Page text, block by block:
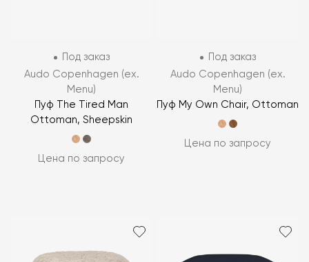
Под заказ
Audo Copenhagen (ex.
Menu)
Пуф The Tired Man
Ottoman, Sheepskin
Цена по запросу
Под заказ
Audo Copenhagen (ex.
Menu)
Пуф My Own Chair, Ottoman
Цена по запросу